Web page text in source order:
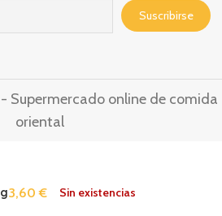
Supermercado online de comida
oriental
3,60€ Sin existencias